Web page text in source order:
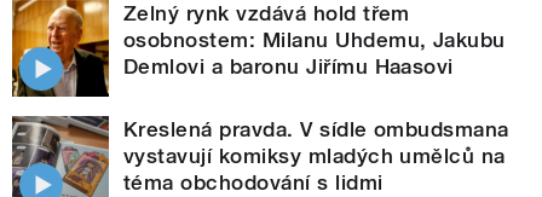
Zelný rynk vzdává hold třem
osobnostem: Milanu Uhdemu, Jakubu
Demlovi a baronu Jiřímu Haasovi
Kreslená pravda. V sídle ombudsmana
vystavují komiksy mladých umělců na
téma obchodování s lidmi